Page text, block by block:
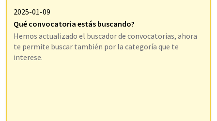
2025-01-09
Qué convocatoria estás buscando?
Hemos actualizado el buscador de convocatorias, ahora
te permite buscar también por la categoría que te
interese.